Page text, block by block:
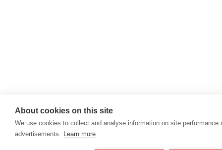
About cookies on this site
We use cookies to collect and analyse information on site
advertisements. Learn more